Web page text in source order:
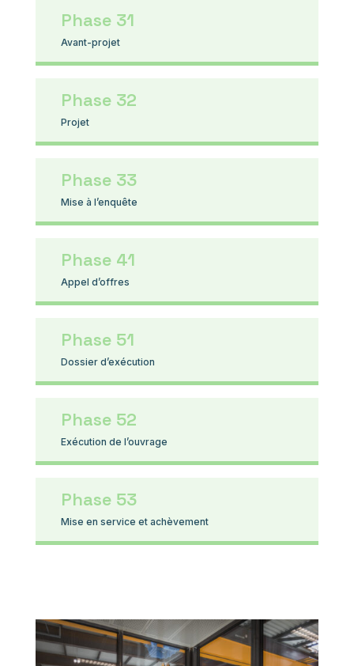
Phase 31
Avant-projet
Phase 32
Projet
Phase 33
Mise à l’enquête
Phase 41
Appel d’offres
Phase 51
Dossier d’exécution
Phase 52
Exécution de l’ouvrage
Phase 53
Mise en service et achèvement